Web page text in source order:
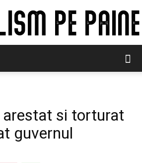
arestat si torturat
guvernul